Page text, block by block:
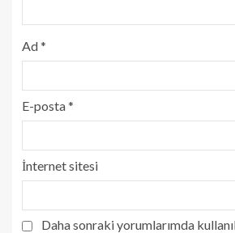
Ad*
E-posta*
İnternet sitesi
Daha sonraki yorumlarımda